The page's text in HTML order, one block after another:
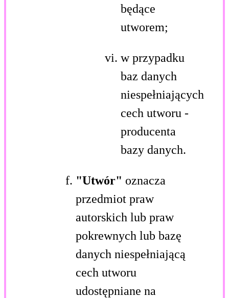
będące
utworem;
w przypadku
baz danych
niespełniających
cech utworu -
producenta
bazy danych.
"Utwór" oznacza
przedmiot praw
autorskich lub praw
pokrewnych lub bazę
danych niespełniającą
cech utworu
udostępniane na